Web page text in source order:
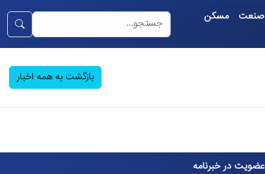
صنعت مسکن
بازگشت به همه اخبار
عضویت در خبرنامه